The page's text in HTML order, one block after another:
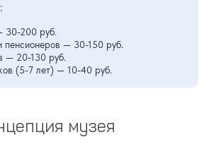
30-200 руб.
пенсионеров — 30-150 руб.
— 20-130 руб.
(5-7 лет) — 10-40 руб.
музея